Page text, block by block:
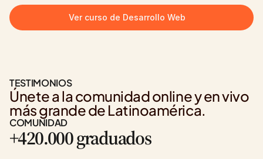
Ver curso de Desarrollo Web
TESTIMONIOS
Únete a la comunidad online y en vivo
más grande de Latinoamérica.
COMUNIDAD
+420.000 graduados